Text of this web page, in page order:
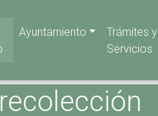
Ayuntamiento
Trámites y
Servicios